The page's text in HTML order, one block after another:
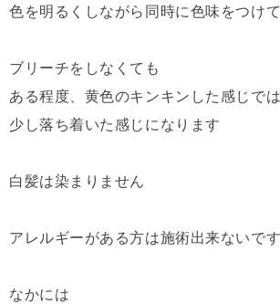
色を明るくしながら同時に色味をつけ
ブリーチをしなくても
ある程度、黄色のキンキンした感じでは
少し落ち着いた感じになります
白髪は染まりません
アレルギーがある方は施術出来ないです
なかには